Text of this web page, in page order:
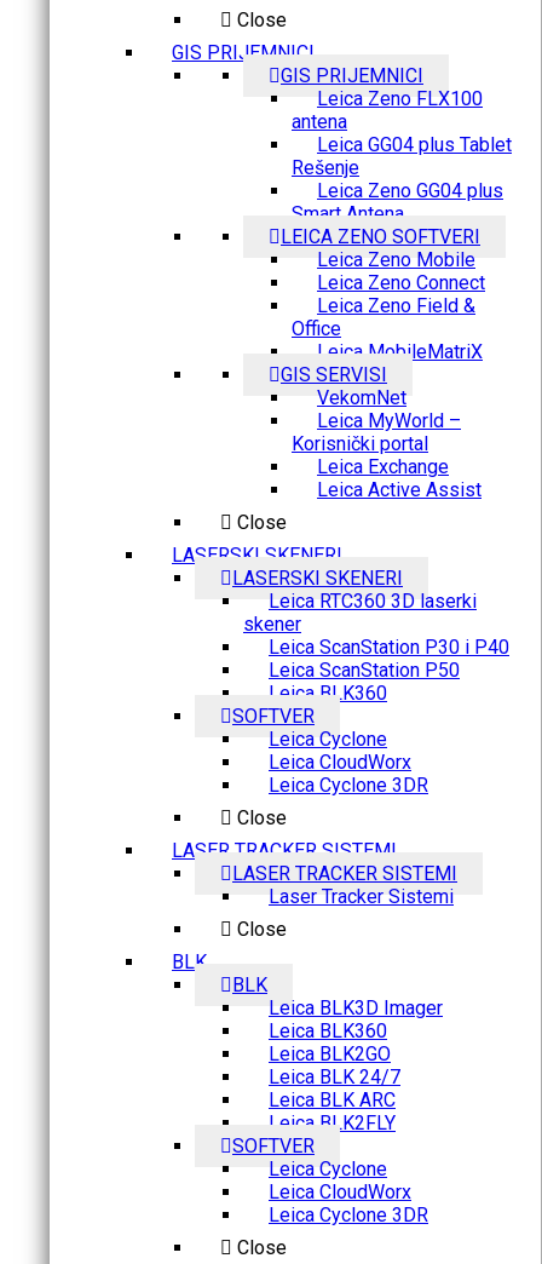
Close
GIS PRIJEMNICI
GIS PRIJEMNICI
Leica Zeno FLX100
antena
Leica GG04 plus Tablet
Rešenje
Leica Zeno GG04 plus
Smart Antena
LEICA ZENO SOFTVERI
Leica Zeno Mobile
Leica Zeno Connect
Leica Zeno Field &
Office
Leica MobileMatriX
GIS SERVISI
VekomNet
Leica MyWorld –
Korisnički portal
Leica Exchange
Leica Active Assist
Close
LASERSKI SKENERI
LASERSKI SKENERI
Leica RTC360 3D laserki
skener
Leica ScanStation P30 i P40
Leica ScanStation P50
Leica BLK360
SOFTVER
Leica Cyclone
Leica CloudWorx
Leica Cyclone 3DR
Close
LASER TRACKER SISTEMI
LASER TRACKER SISTEMI
Laser Tracker Sistemi
Close
BLK
BLK
Leica BLK3D Imager
Leica BLK360
Leica BLK2GO
Leica BLK 24/7
Leica BLK ARC
Leica BLK2FLY
SOFTVER
Leica Cyclone
Leica CloudWorx
Leica Cyclone 3DR
Close